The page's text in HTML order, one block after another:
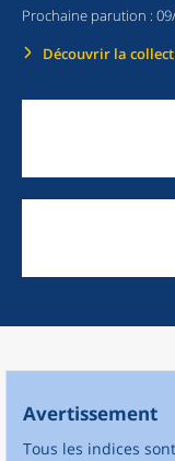
Prochaine parution :
Découvrir la
Avertissement
Tous les indices